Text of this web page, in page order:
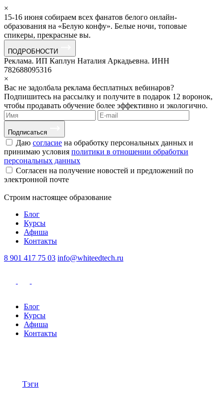
×
15-16 июня собираем всех фанатов белого онлайн-
образования на «Белую конфу». Белые ночи, топовые
спикеры, прекрасные вы.
ПОДРОБНОСТИ
Реклама. ИП Каплун Наталия Аркадьевна. ИНН
782688095316
×
Вас не задолбала реклама бесплатных вебинаров?
Подпишитесь на рассылку и получите в подарок 12 воронок,
чтобы продавать обучение более эффективно и экологично.
Подписаться
Даю согласие на обработку персональных данных и
принимаю условия политики в отношении обработки
персональных данных
Согласен на получение новостей и предложений по
электронной почте
Строим настоящее образование
Блог
Курсы
Афиша
Контакты
8 901 417 75 03 info@whiteedtech.ru
Блог
Курсы
Афиша
Контакты
Тэги